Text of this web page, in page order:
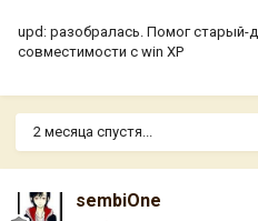
upd: разобралась. Помог старый-
совместимости с win XP
2 месяца спустя...
sembiOne